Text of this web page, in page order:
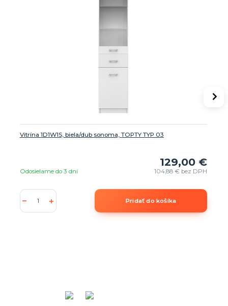
Vitrína 1D1W1S, biela/dub sonoma, TOPTY TYP 03
129,00 €
104,88 € bez DPH
Odosielame do 3 dní
Pridať do košíka